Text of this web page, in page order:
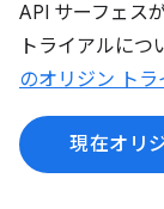
API サーフェス
トライアルにつ
のオリジン トラ
現在オリ